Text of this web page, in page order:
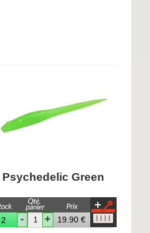
Psychedelic Green
2 - + 19.90 €